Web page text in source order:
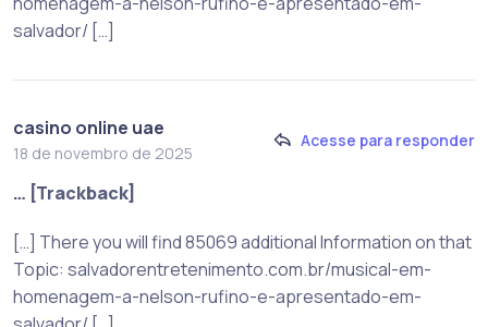
salvador/ […]
casino online uae
18 de novembro de 2025
Acesse para responder
… [Trackback]
[…] There you will find 85069 additional Information on that
Topic: salvadorentretenimento.com.br/musical-em-
homenagem-a-nelson-rufino-e-apresentado-em-